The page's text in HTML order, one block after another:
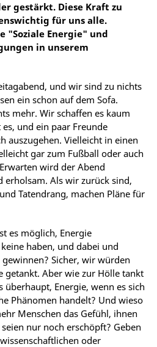
gestärkt. Diese Kraft zu
für uns alle.
"Soziale Energie" und
in unserem
und wir sind zu nichts
ein schon auf dem Sofa.
mehr. Wir schaffen es kaum
und ein paar Freunde
auszugehen. Vielleicht in einen
gar zum Fußball oder auch
wird der Abend
erholsam. Als wir zurück sind,
Tatendrang, machen Pläne für
es möglich, Energie
haben, und dabei und
Sicher, wir würden
getankt. Aber wie zur Hölle tankt
überhaupt, Energie, wenn es sich
Phänomen handelt? Und wieso
Menschen das Gefühl, ihnen
nur noch erschöpft? Geben
oder